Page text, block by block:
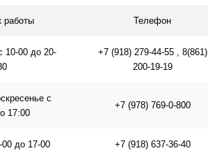
работы Телефон
10-00 до 20-
+7 (918) 279-44-55 , 8(861)
200-19-19
с
17:00
+7 (978) 769-0-800
до 17-00 +7 (918) 637-36-40